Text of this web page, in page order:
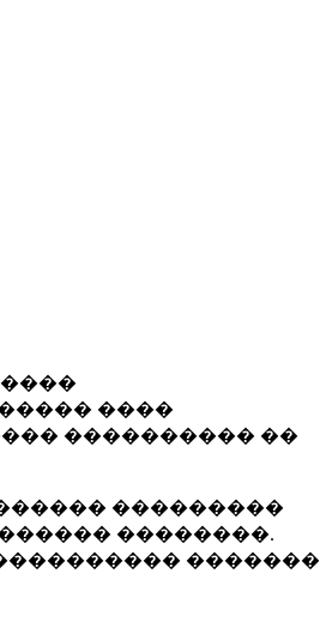
����
���������� ��
���������
��������.
�������